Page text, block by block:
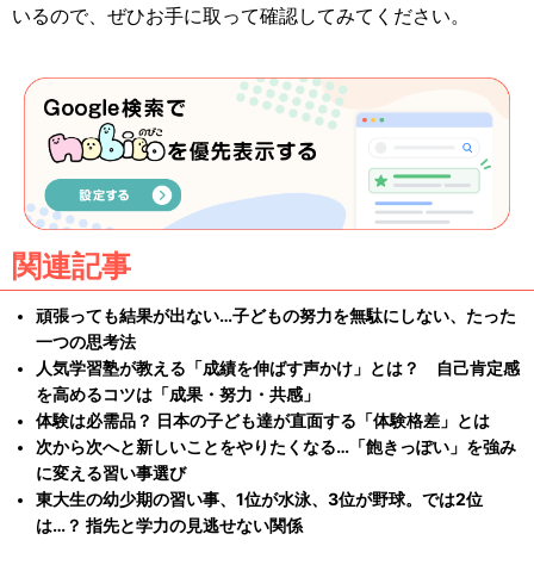
いるので、ぜひお手に取って確認してみてください。
関連記事
頑張っても結果が出ない…子どもの努力を無駄にしない、たった
一つの思考法
人気学習塾が教える「成績を伸ばす声かけ」とは？ 自己肯定感
を高めるコツは「成果・努力・共感」
体験は必需品？ 日本の子ども達が直面する「体験格差」とは
次から次へと新しいことをやりたくなる…「飽きっぽい」を強み
に変える習い事選び
東大生の幼少期の習い事、1位が水泳、3位が野球。では2位
は…？ 指先と学力の見逃せない関係